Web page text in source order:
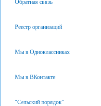
Обратная связь
Реестр организаций
Мы в Одноклассниках
Мы в ВКонтакте
"Сельский порядок"